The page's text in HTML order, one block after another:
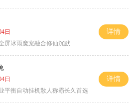
日
屏冰雨魔宠融合修仙沉默
详情
日
平衡自动挂机散人称霸长久首选
详情